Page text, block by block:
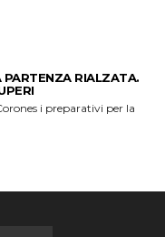
RIALZATA.
i preparativi per la